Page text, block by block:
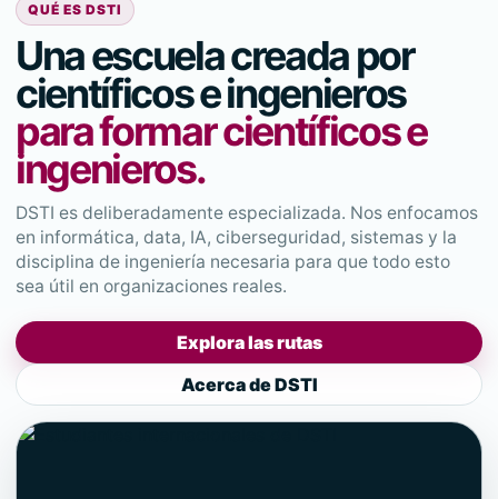
QUÉ ES DSTI
Una escuela creada por
científicos e ingenieros
para formar científicos e
ingenieros.
DSTI es deliberadamente especializada. Nos enfocamos
en informática, data, IA, ciberseguridad, sistemas y la
disciplina de ingeniería necesaria para que todo esto
sea útil en organizaciones reales.
Explora las rutas
Acerca de DSTI